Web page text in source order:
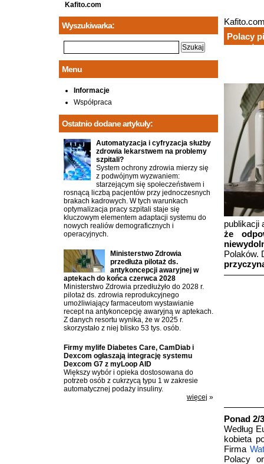
Kafito.com
Polacy
czwarty
publikacji
że
Polaków.
Ponad 2/
Według
kobieta
Firma
Polacy
Wyszukiwarka:
Menu
Informacje
Współpraca
Ostatnio dodane artykuły:
Automatyzacja i cyfryzacja służby
zdrowia lekarstwem na problemy
szpitali?
System ochrony zdrowia mierzy się
z podwójnym wyzwaniem:
starzejącym się społeczeństwem i
rosnącą liczbą pacjentów przy jednoczesnych
brakach kadrowych. W tych warunkach
optymalizacja pracy szpitali staje się
kluczowym elementem adaptacji systemu do
nowych realiów demograficznych i
operacyjnych.
Ministerstwo Zdrowia
przedłuża pilotaż ds.
antykoncepcji awaryjnej w
aptekach do końca czerwca 2028
Ministerstwo Zdrowia przedłużyło do 2028 r.
pilotaż ds. zdrowia reprodukcyjnego
umożliwiający farmaceutom wystawianie
recept na antykoncepcję awaryjną w aptekach.
Z danych resortu wynika, że w 2025 r.
skorzystało z niej blisko 53 tys. osób.
Firmy mylife Diabetes Care, CamDiab i
Dexcom ogłaszają integrację systemu
Dexcom G7 z myLoop AID
Większy wybór i opieka dostosowana do
potrzeb osób z cukrzycą typu 1 w zakresie
automatycznej podaży insuliny.
więcej »